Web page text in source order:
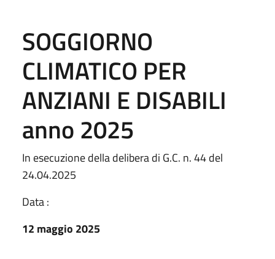
SOGGIORNO
CLIMATICO PER
ANZIANI E DISABILI
anno 2025
In esecuzione della delibera di G.C. n. 44 del
24.04.2025
Data :
12 maggio 2025